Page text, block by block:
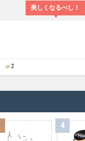
美しくなるべし！
2
4